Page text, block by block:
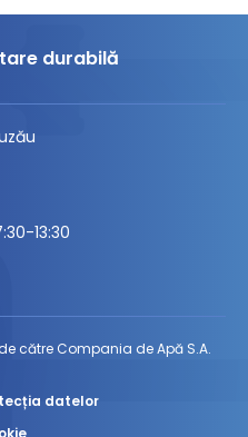
durabilă
13:30
către Compania de Apă S.A.
datelor